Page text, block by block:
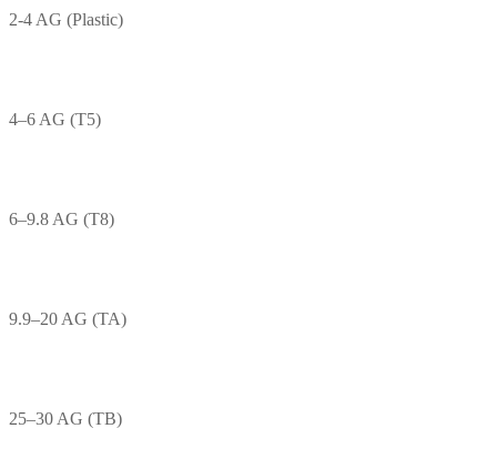
2-4 AG (Plastic)
4–6 AG (T5)
6–9.8 AG (T8)
9.9–20 AG (TA)
25–30 AG (TB)